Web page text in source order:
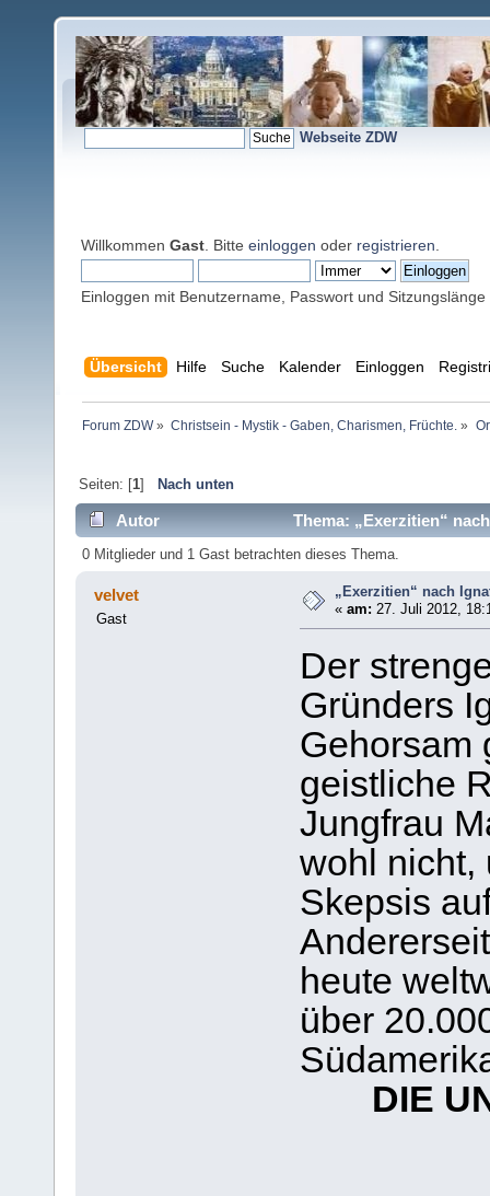
Webseite ZDW
Willkommen Gast . Bitte einloggen oder registrieren
Einloggen mit Benutzername, Passwort und Sitzungslänge
Übersicht Hilfe Suche Kalender Einloggen
Forum ZDW» Christsein - Mystik - Gaben, Charismen, Früchte. »
Seiten: [1] Nach unten
Autor Thema: „Exerzitien“
0 Mitglieder und 1 Gast betrachten dieses Thema.
velvet
Gast
„Exerzitien“ nach
«am: 27. Juli 2012,
Der
Gründers
Gehorsam
geistliche
Jungfrau
wohl nicht,
Skepsis
heute
über
DIE